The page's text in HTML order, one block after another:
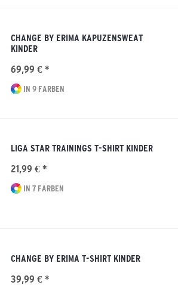
CHANGE BY ERIMA KAPUZENSWEAT
KINDER
69,99 € *
IN 9 FARBEN
LIGA STAR TRAININGS T-SHIRT KINDER
21,99 € *
IN 7 FARBEN
CHANGE BY ERIMA T-SHIRT KINDER
39,99 € *